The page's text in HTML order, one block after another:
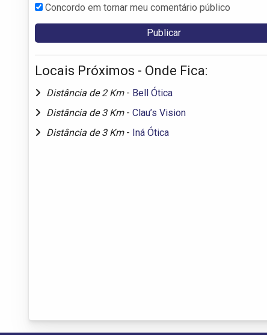
Concordo em tornar meu comentário público
Locais Próximos - Onde Fica:
Distância de 2 Km - Bell Ótica
Distância de 3 Km - Clau’s Vision
Distância de 3 Km - Iná Ótica